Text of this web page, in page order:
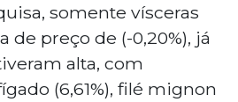
somente vísceras
de preço de (-0,20%), já
alta, com
(6,61%), filé mignon